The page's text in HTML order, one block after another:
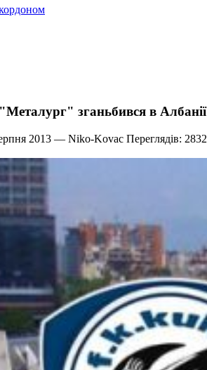
зганьбився в Албанії
2013 — Niko-Kovac Переглядів: 2832